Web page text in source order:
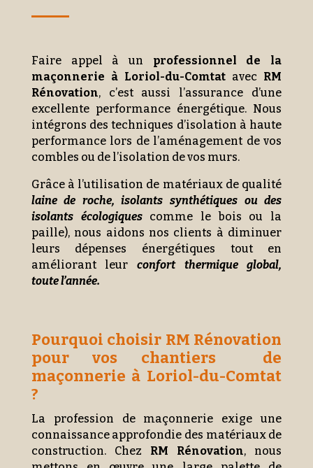
Faire appel à un professionnel de la
maçonnerie à Loriol-du-Comtat avec RM
Rénovation, c’est aussi l’assurance d’une
excellente performance énergétique. Nous
intégrons des techniques d’isolation à haute
performance lors de l’aménagement de vos
combles ou de l’isolation de vos murs.
Grâce à l’utilisation de matériaux de qualité
laine de roche, isolants synthétiques ou des
isolants écologiquescomme le bois ou la
paille), nous aidons nos clients à diminuer
leurs dépenses énergétiques tout en
améliorant leur confort thermique global,
toute l’année.
Pourquoi choisir RM Rénovation
pour vos chantiers de
maçonnerie à Loriol-du-Comtat
?
La profession de maçonnerie exige une
connaissance approfondie des matériaux de
construction. Chez RM Rénovation, nous